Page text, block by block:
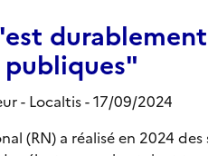
- Localtis- 17/09/2024
(RN) a réalisé en 2024